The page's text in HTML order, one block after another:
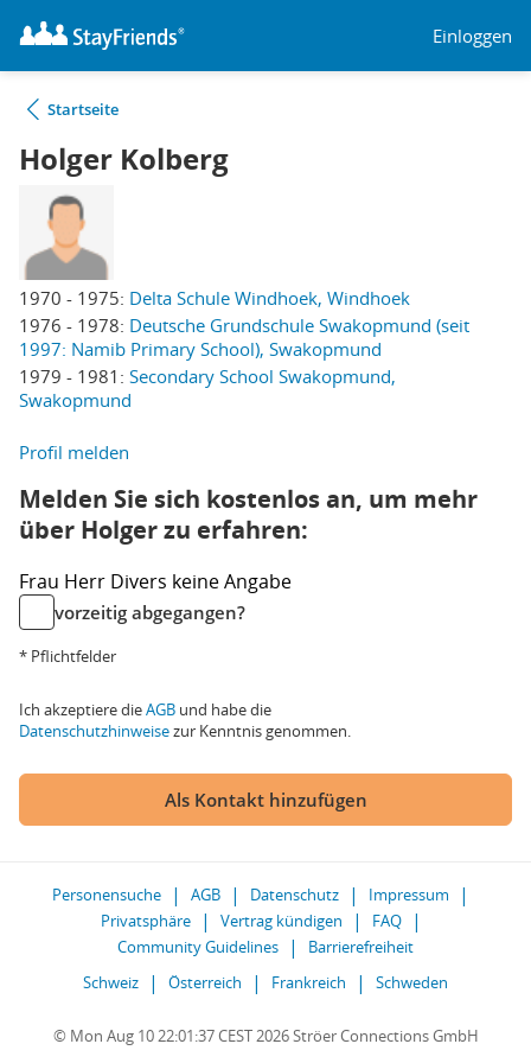
Einloggen
Startseite
Holger Kolberg
1970 - 1975: Delta Schule Windhoek, Windhoek
1976 - 1978: Deutsche Grundschule Swakopmund (seit
1997: Namib Primary School), Swakopmund
1979 - 1981: Secondary School Swakopmund,
Swakopmund
Profil melden
Melden Sie sich kostenlos an, um mehr
über Holger zu erfahren:
Frau Herr Divers keine Angabe
vorzeitig abgegangen?
* Pflichtfelder
Ich akzeptiere dieAGB und habe die
Datenschutzhinweisezur Kenntnis genommen.
Als Kontakt hinzufügen
Personensuche AGB Datenschutz
Impressum
Privatsphäre
Vertrag kündigen
FAQ
Community Guidelines
Barrierefreiheit
Schweiz
Österreich Frankreich Schweden
© Mon Aug 10 22:01:37 CEST 2026 Ströer Connections GmbH